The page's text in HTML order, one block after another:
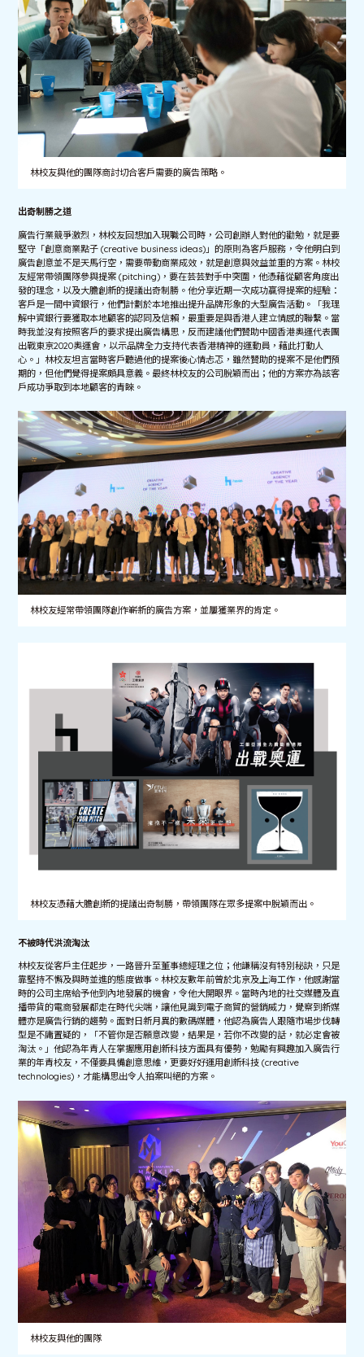
林校友與他的團隊商討切合客戶需要的廣告策略。
出奇制勝之道
廣告行業競爭激烈，林校友回想加入現職公司時，公司創辦人對他的勸勉，就是要
堅守「創意商業點子 (creative business ideas)」的原則為客戶服務，令他明白到
廣告創意並不是天馬行空，需要帶動商業成效，就是創意與效益並重的方案。林校
友經常帶領團隊參與提案 (pitching)，要在芸芸對手中突圍，他憑藉從顧客角度出
發的理念，以及大膽創新的提議出奇制勝。他分享近期一次成功贏得提案的經驗：
客戶是一間中資銀行，他們計劃於本地推出提升品牌形象的大型廣告活動。「我理
解中資銀行要獲取本地顧客的認同及信賴，最重要是與香港人建立情感的聯繫。當
時我並沒有按照客戶的要求提出廣告構思，反而建議他們贊助中國香港奧運代表團
出戰東京2020奧運會，以示品牌全力支持代表香港精神的運動員，藉此打動人
心。」林校友坦言當時客戶聽過他的提案後心情忐忑，雖然贊助的提案不是他們預
期的，但他們覺得提案頗具意義。最終林校友的公司脫穎而出；他的方案亦為該客
戶成功爭取到本地顧客的青睞。
林校友經常帶領團隊創作嶄新的廣告方案，並屢獲業界的肯定。
林校友憑藉大膽創新的提議出奇制勝，帶領團隊在眾多提案中脫穎而出。
不被時代洪流淘汰
林校友從客戶主任起步，一路晉升至董事總經理之位；他謙稱沒有特別秘訣，只是
靠堅持不懈及與時並進的態度做事。林校友數年前曾於北京及上海工作，他感謝當
時的公司主席給予他到內地發展的機會，令他大開眼界。當時內地的社交媒體及直
播帶貨的電商發展都走在時代尖端，讓他見識到電子商貿的營銷威力，覺察到新媒
體亦是廣告行銷的趨勢。面對日新月異的數碼媒體，他認為廣告人跟隨市場步伐轉
型是不庸置疑的，「不管你是否願意改變，結果是，若你不改變的話，就必定會被
淘汰。」他認為年青人在掌握應用創新科技方面具有優勢，勉勵有興趣加入廣告行
業的年青校友，不僅要具備創意思維，更要好好運用創新科技 (creative
technologies)，才能構思出令人拍案叫絕的方案。
林校友與他的團隊